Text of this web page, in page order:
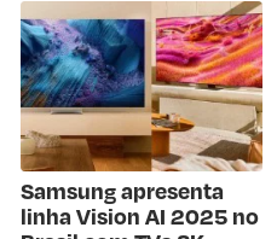
Samsung apresenta
linha Vision AI 2025 no